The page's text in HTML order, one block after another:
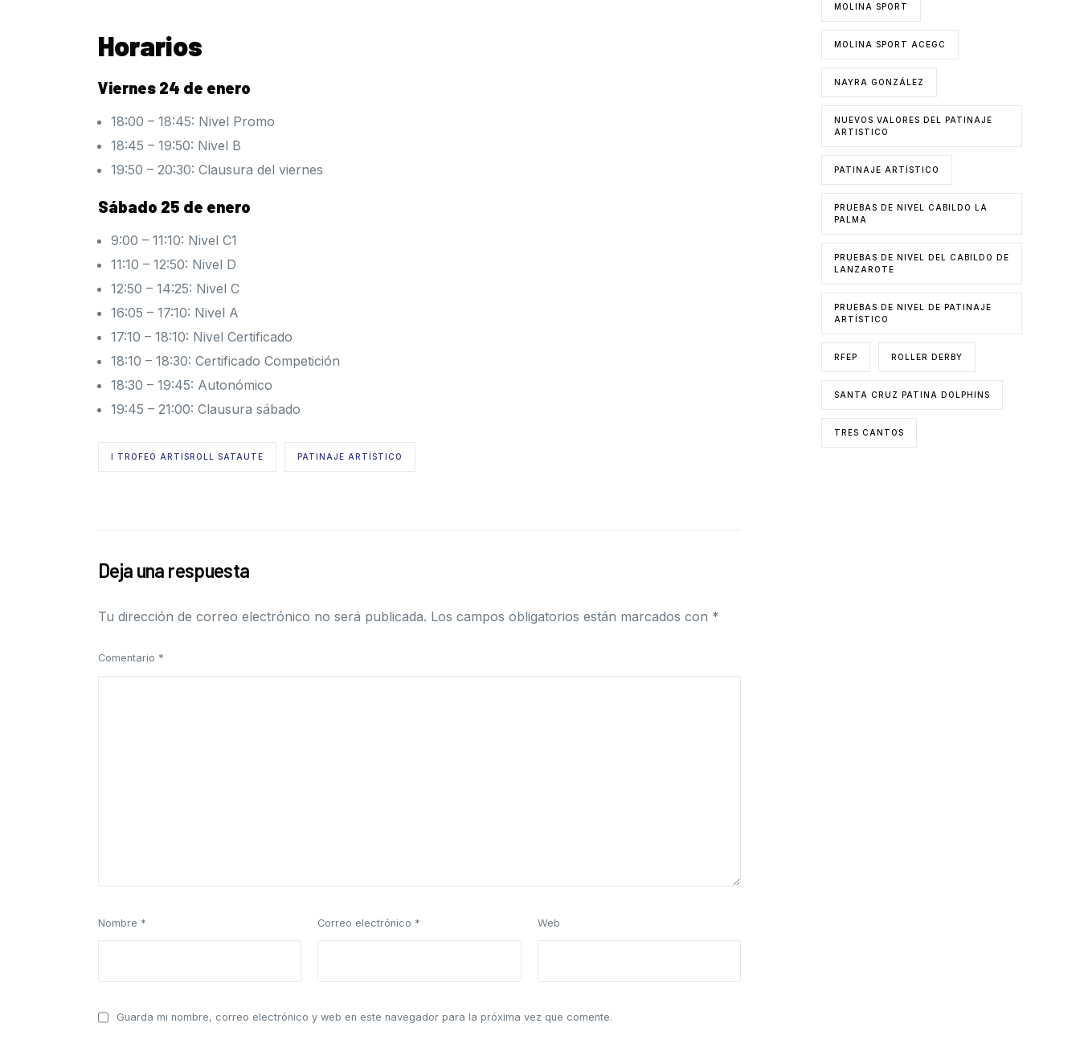
Horarios
Viernes 24 de enero
18:00 – 18:45: Nivel Promo
18:45 – 19:50: Nivel B
19:50 – 20:30: Clausura del viernes
Sábado 25 de enero
9:00 – 11:10: Nivel C1
11:10 – 12:50: Nivel D
12:50 – 14:25: Nivel C
16:05 – 17:10: Nivel A
17:10 – 18:10: Nivel Certificado
18:10 – 18:30: Certificado Competición
18:30 – 19:45: Autonómico
19:45 – 21:00: Clausura sábado
I TROFEO ARTISROLL SATAUTE PATINAJE ARTÍSTICO
Deja una respuesta
Tu dirección de correo electrónico no será publicada. Los campos obligatorios están marcados con *
Comentario *
Nombre * Correo electrónico * Web
Guarda mi nombre, correo electrónico y web en este navegador para la próxima vez que comente.
MOLINA SPORT
MOLINA SPORT ACEGC
NAYRA GONZÁLEZ
NUEVOS VALORES DEL PATINAJE
ARTISTICO
PATINAJE ARTÍSTICO
PRUEBAS DE NIVEL CABILDO LA
PALMA
PRUEBAS DE NIVEL DEL CABILDO DE
LANZAROTE
PRUEBAS DE NIVEL DE PATINAJE
ARTÍSTICO
RFEP ROLLER DERBY
SANTA CRUZ PATINA DOLPHINS
TRES CANTOS